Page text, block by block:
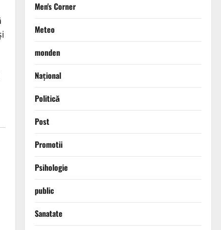
Men's Corner
Meteo
monden
Național
Politică
Post
Promotii
Psihologie
public
Sanatate